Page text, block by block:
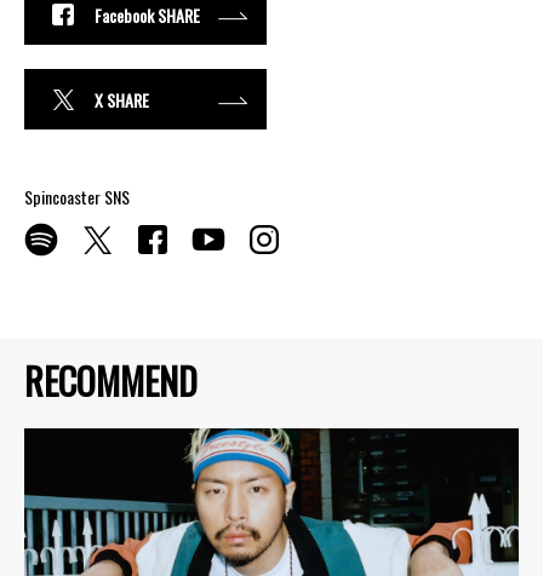
RECOMMEND
Facebook SHARE
X SHARE
Spincoaster SNS